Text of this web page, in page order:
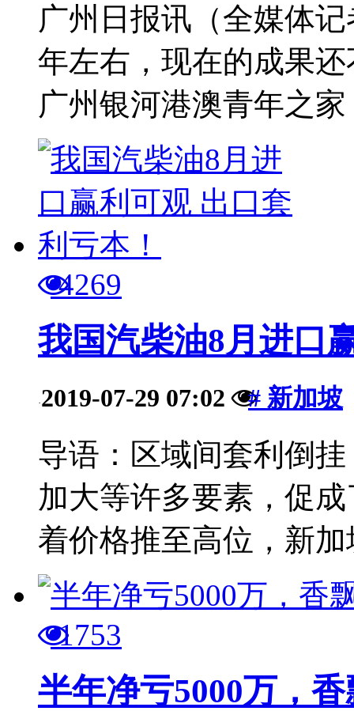
广州日报讯（全媒体
年左右，现在的成果
广州银河港澳青年之家
4269
我国汽柴油8月进口
·2019-07-29 07:02 # 新加坡
导语：区域间套利倒
加大等许多要素，促
着价格推至高位，新加
1753
半年净亏5000万，